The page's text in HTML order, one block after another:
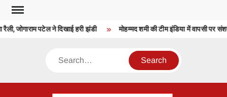
Skip
contentजोगाराम पटेल ने दिखाई हरी झंडी मोहम्मद शमी की टीम इंडिया में वापसी पर
Search